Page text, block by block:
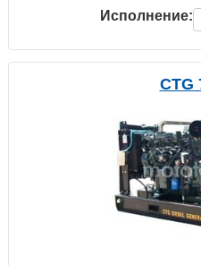
Исполнение:
CTG